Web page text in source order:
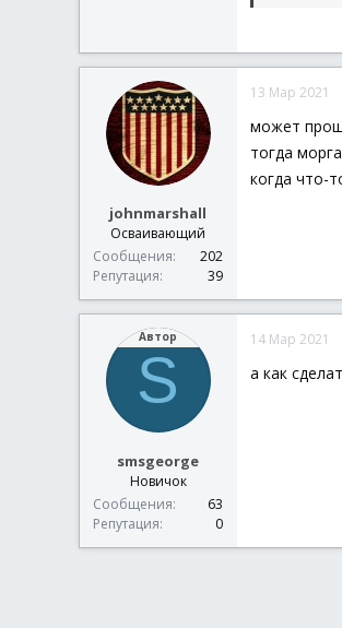
johnmarshall
Осваивающий
Сообщения
202
Репутация
39
13 Мар 2021
может
тогда
когда что-
Автор
S
smsgeorge
Новичок
Сообщения
63
Репутация
0
14 Мар 2021
а как